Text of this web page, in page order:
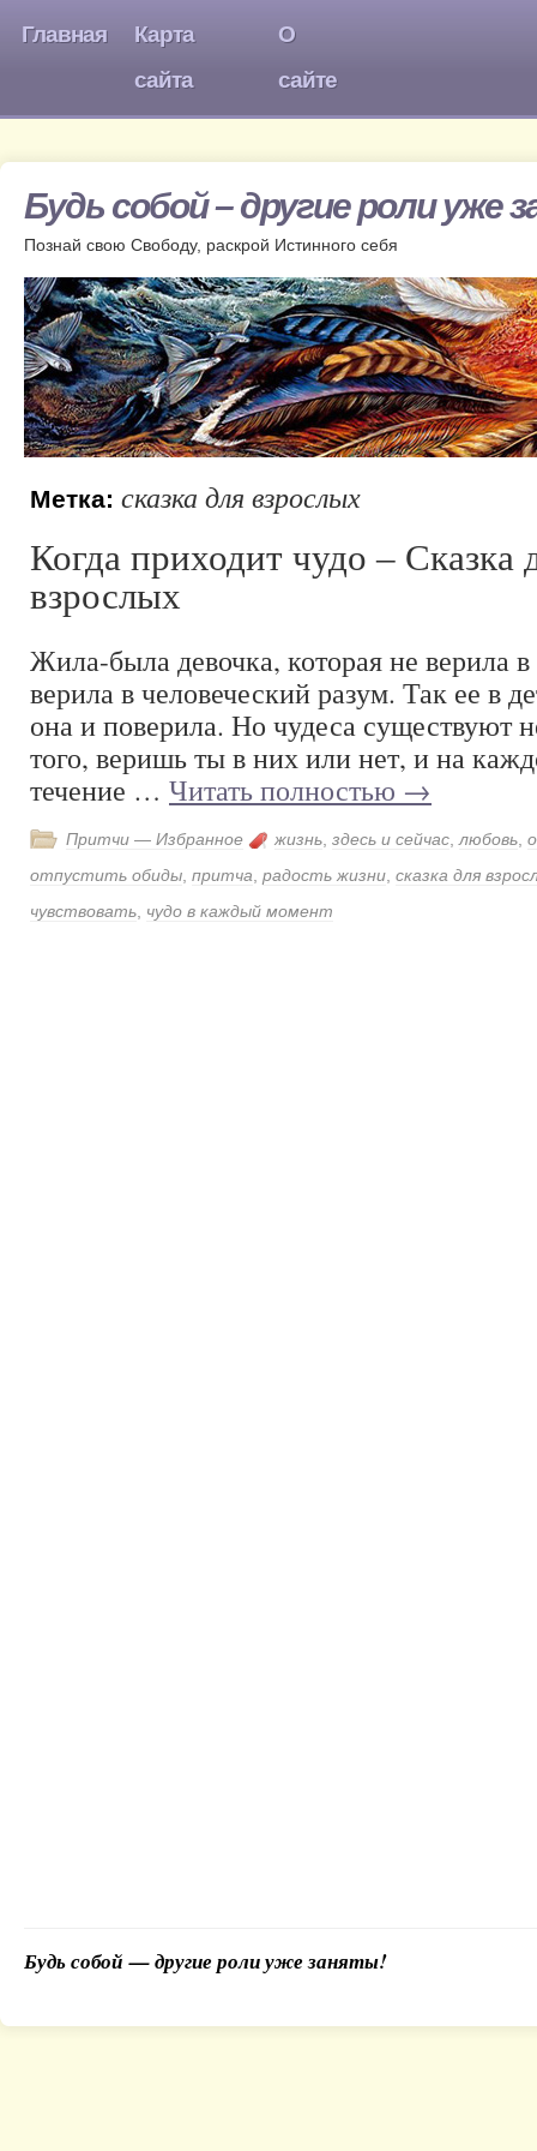
Главная
Карта
сайта
О
сайте
Будь собой – другие роли уже
Познай свою Свободу, раскрой Истинного себя
Метка: сказка для взрослых
Когда приходит чудо – Сказка
взрослых
Жила-была девочка, которая не верила в
верила в человеческий разум. Так ее в
она и поверила. Но чудеса существуют
того, веришь ты в них или нет, и на
течение … Читать полностью →
Притчи — Избранное жизнь здесь и сейчас любовь
отпустить обиды притча радость жизни сказка для
чувствовать чудо в каждый момент
Будь собой — другие роли уже заняты!